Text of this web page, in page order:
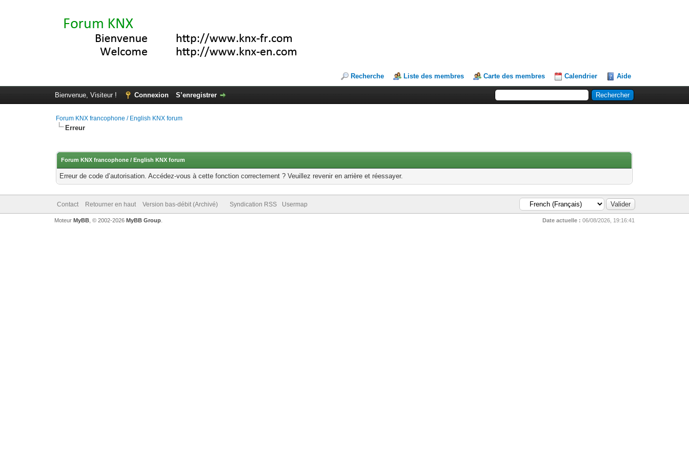
Recherche Liste des membres Carte des membres Calendrier Aide
Bienvenue, Visiteur ! Connexion S’enregistrer
Forum KNX francophone / English KNX forum
Erreur
Forum KNX francophone / English KNX forum
Erreur de code d’autorisation. Accédez-vous à cette fonction correctement ? Veuillez revenir en arrière et réessayer.
Contact Retourner en haut Version bas-débit (Archivé) Syndication RSS Usermap
Date actuelle : 06/08/2026, 19:16:41
Moteur MyBB, © 2002-2026 MyBB Group.